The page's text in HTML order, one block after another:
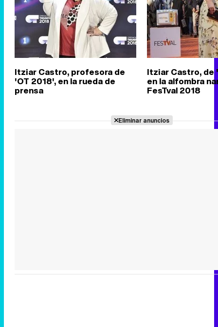
Itziar Castro, profesora de
'OT 2018', en la rueda de
prensa
Itziar Castro, de
en la alfombra
FesTval 2018
Eliminar anuncios